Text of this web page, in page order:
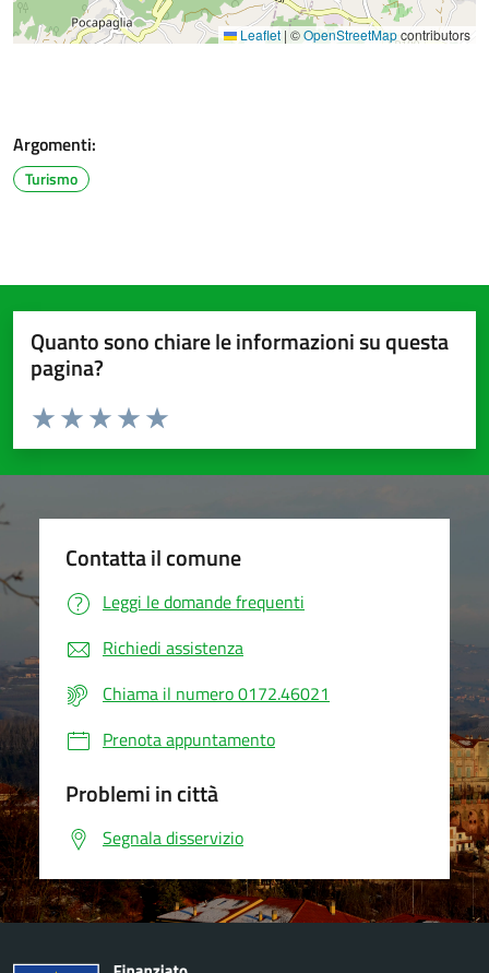
Leaflet | ©OpenStreetMapcontributors
Argomenti:
Turismo
Quanto sono chiare le informazioni su questa
pagina?
Valuta da 1 a 5 stelle la pagina
Valuta 5 stelle su 5
Valuta 4 stelle su 5
Valuta 3 stelle su 5
Valuta 2 stelle su 5
Valuta 1 stelle su 5
Contatta il comune
Leggi le domande frequenti
Richiedi assistenza
Chiama il numero 0172.46021
Prenota appuntamento
Problemi in città
Segnala disservizio